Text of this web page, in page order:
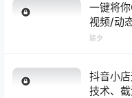
一键将
视频/动
项目
除夕
抖音小
技术、